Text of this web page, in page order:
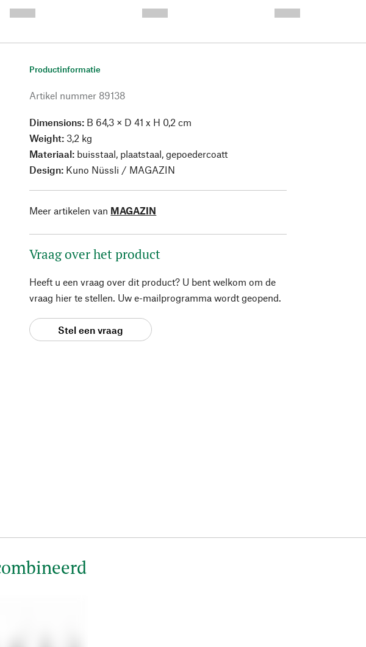
Productinformatie
Artikel nummer 89138
Dimensions: B 64,3 × D 41 x H 0,2 cm
Weight: 3,2 kg
Materiaal: buisstaal, plaatstaal, gepoedercoatt
Design: Kuno Nüssli / MAGAZIN
Meer artikelen van MAGAZIN
Vraag over het product
Heeft u een vraag over dit product? U bent welkom om de
vraag hier te stellen. Uw e-mailprogramma wordt geopend.
Stel een vraag